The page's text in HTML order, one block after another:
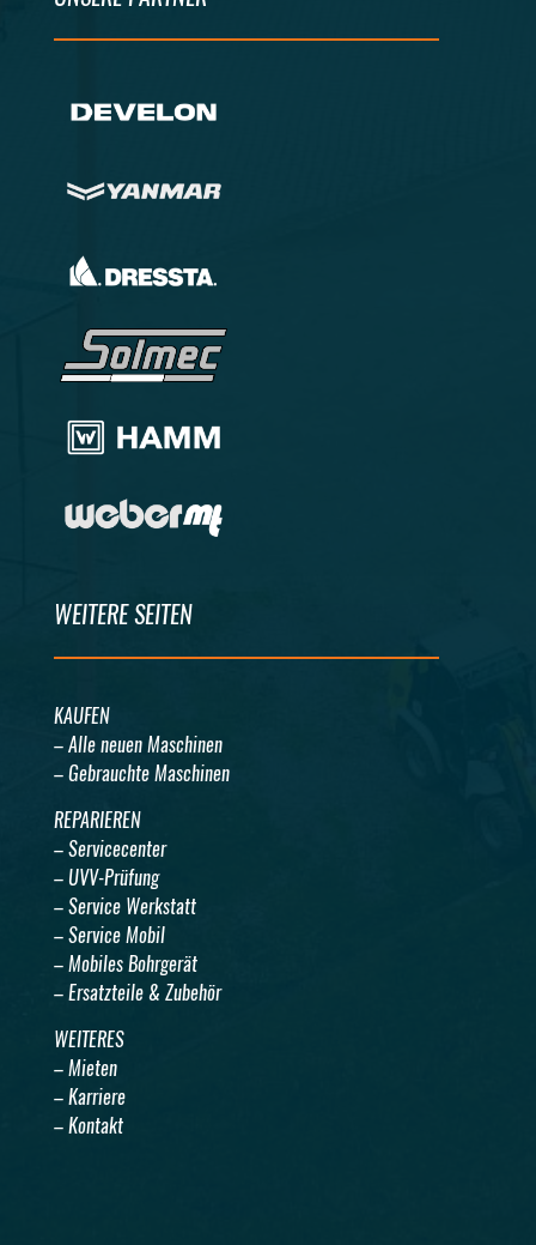
WEITERE SEITEN
KAUFEN
– Alle neuen Maschinen
– Gebrauchte Maschinen
REPARIEREN
– Servicecenter
– UVV-Prüfung
– Service Werkstatt
– Service Mobil
– Mobiles Bohrgerät
– Ersatzteile & Zubehör
WEITERES
– Mieten
– Karriere
– Kontakt